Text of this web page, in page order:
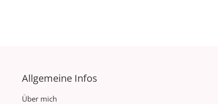
Allgemeine Infos
Über mich